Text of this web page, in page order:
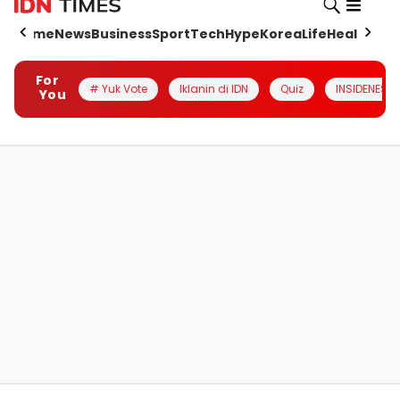
HomeNewsBusinessSportTechHypeKoreaLifeHealth
For
You
# Yuk Vote Iklanin di IDN Quiz INSIDENESIA